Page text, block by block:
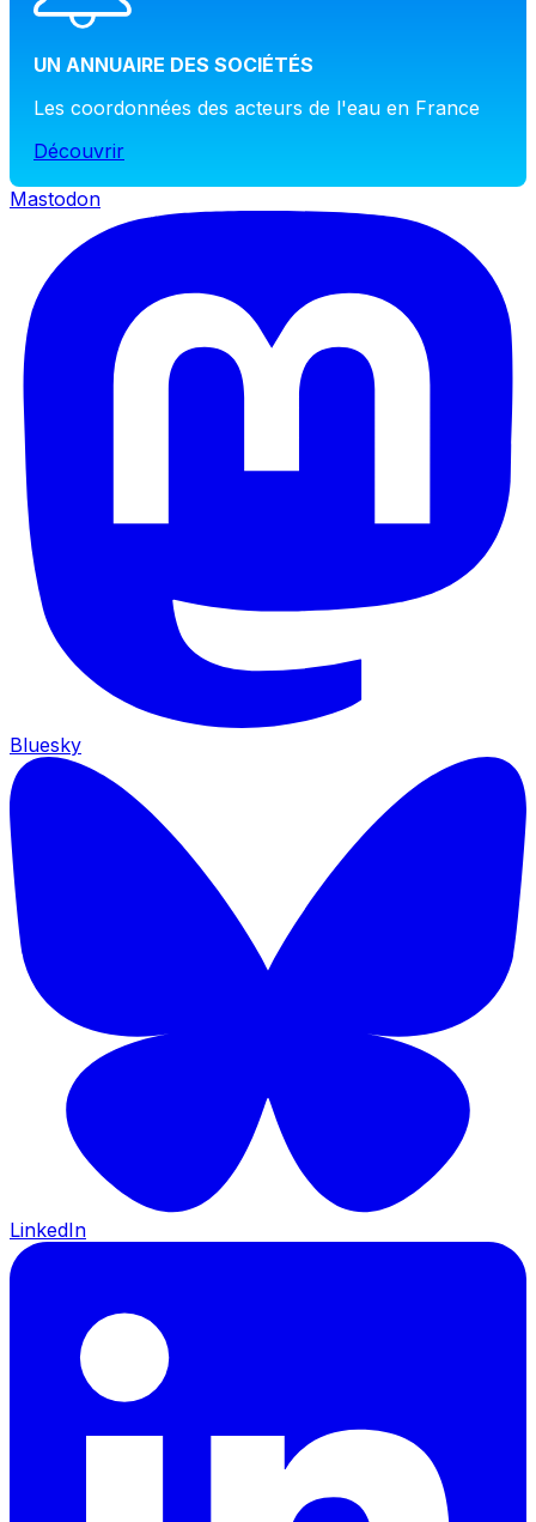
UN ANNUAIRE DES SOCIÉTÉS
Les coordonnées des acteurs de l'eau en France
Découvrir
Mastodon
Bluesky
LinkedIn